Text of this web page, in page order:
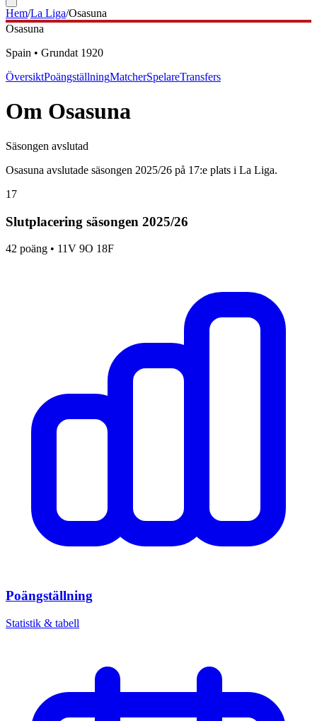
Hem/La Liga/Osasuna
Osasuna
Spain • Grundat 1920
ÖversiktPoängställningMatcherSpelareTransfers
Om Osasuna
Säsongen avslutad
Osasuna avslutade säsongen 2025/26 på 17:e plats i La Liga.
17
Slutplacering säsongen 2025/26
42 poäng • 11V 9O 18F
Poängställning
Statistik & tabell